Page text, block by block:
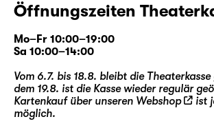
Öffnungszeiten
Mo–Fr 10:00–19:00
Sa 10:00–14:00
Vom 6.7. bis 18.8. bleibt die
dem 19.8. ist die Kasse wieder regulär
Kartenkauf über unseren Webshop
ist
möglich.